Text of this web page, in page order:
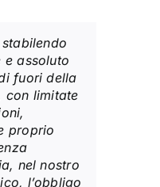
e assoluto
fuori della
con limitate
proprio
nel nostro
l’obbligo